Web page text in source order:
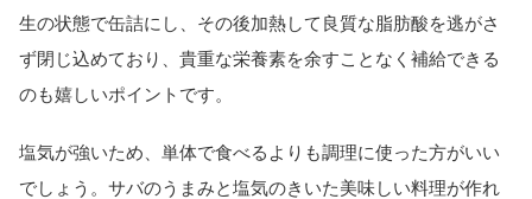
生の状態で缶詰にし、その後加熱して良質な脂肪酸を逃がさ
ず閉じ込めており、貴重な栄養素を余すことなく補給できる
のも嬉しいポイントです。
塩気が強いため、単体で食べるよりも調理に使った方がいい
でしょう。サバのうまみと塩気のきいた美味しい料理が作れ